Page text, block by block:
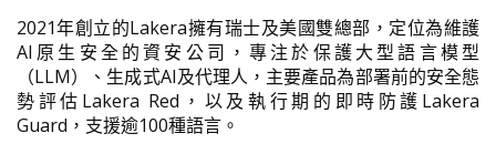
2021年創立的Lakera擁有瑞士及美國雙總部，定位為維護
AI原生安全的資安公司，專注於保護大型語言模型
（LLM）、生成式AI及代理人，主要產品為部署前的安全態
勢評估Lakera Red，以及執行期的即時防護Lakera
Guard，支援逾100種語言。